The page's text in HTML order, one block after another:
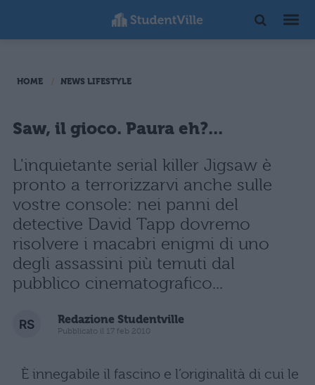
HOME NEWS LIFESTYLE
Saw, il gioco. Paura eh?...
L'inquietante serial killer Jigsaw è
pronto a terrorizzarvi anche sulle
vostre console: nei panni del
detective David Tapp dovremo
risolvere i macabri enigmi di uno
degli assassini più temuti dal
pubblico cinematografico...
Redazione Studentville
Pubblicato il 17 feb 2010
È innegabile il fascino e l’originalità di cui le